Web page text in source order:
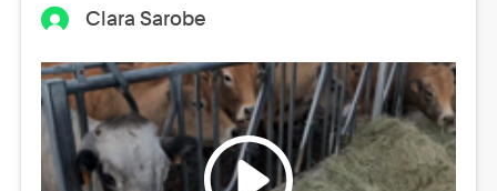
Clara Sarobe